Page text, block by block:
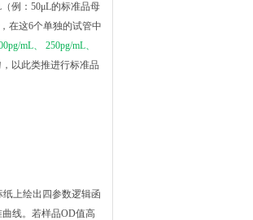
例：50μL的标准品母
在这6个单独的试管中
mL、 250pg/mL、
以此类推进行标准品
上绘出四参数逻辑函
线。若样品OD值高